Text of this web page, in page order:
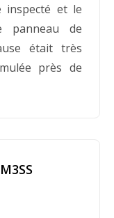
rappelés
avise les
tout produit
avertit les
inspecté et le
panneau de
était très
près de